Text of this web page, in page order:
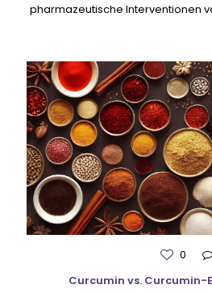
pharmazeutische Interventionen
0
Curcumin vs.